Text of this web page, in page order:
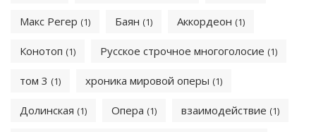
Макс Регер (1) Баян (1) Аккордеон (1)
Конотоп (1) Русское строчное многоголосие (1)
том 3 (1) хроника мировой оперы (1)
Долинская (1) Опера (1) взаимодействие (1)